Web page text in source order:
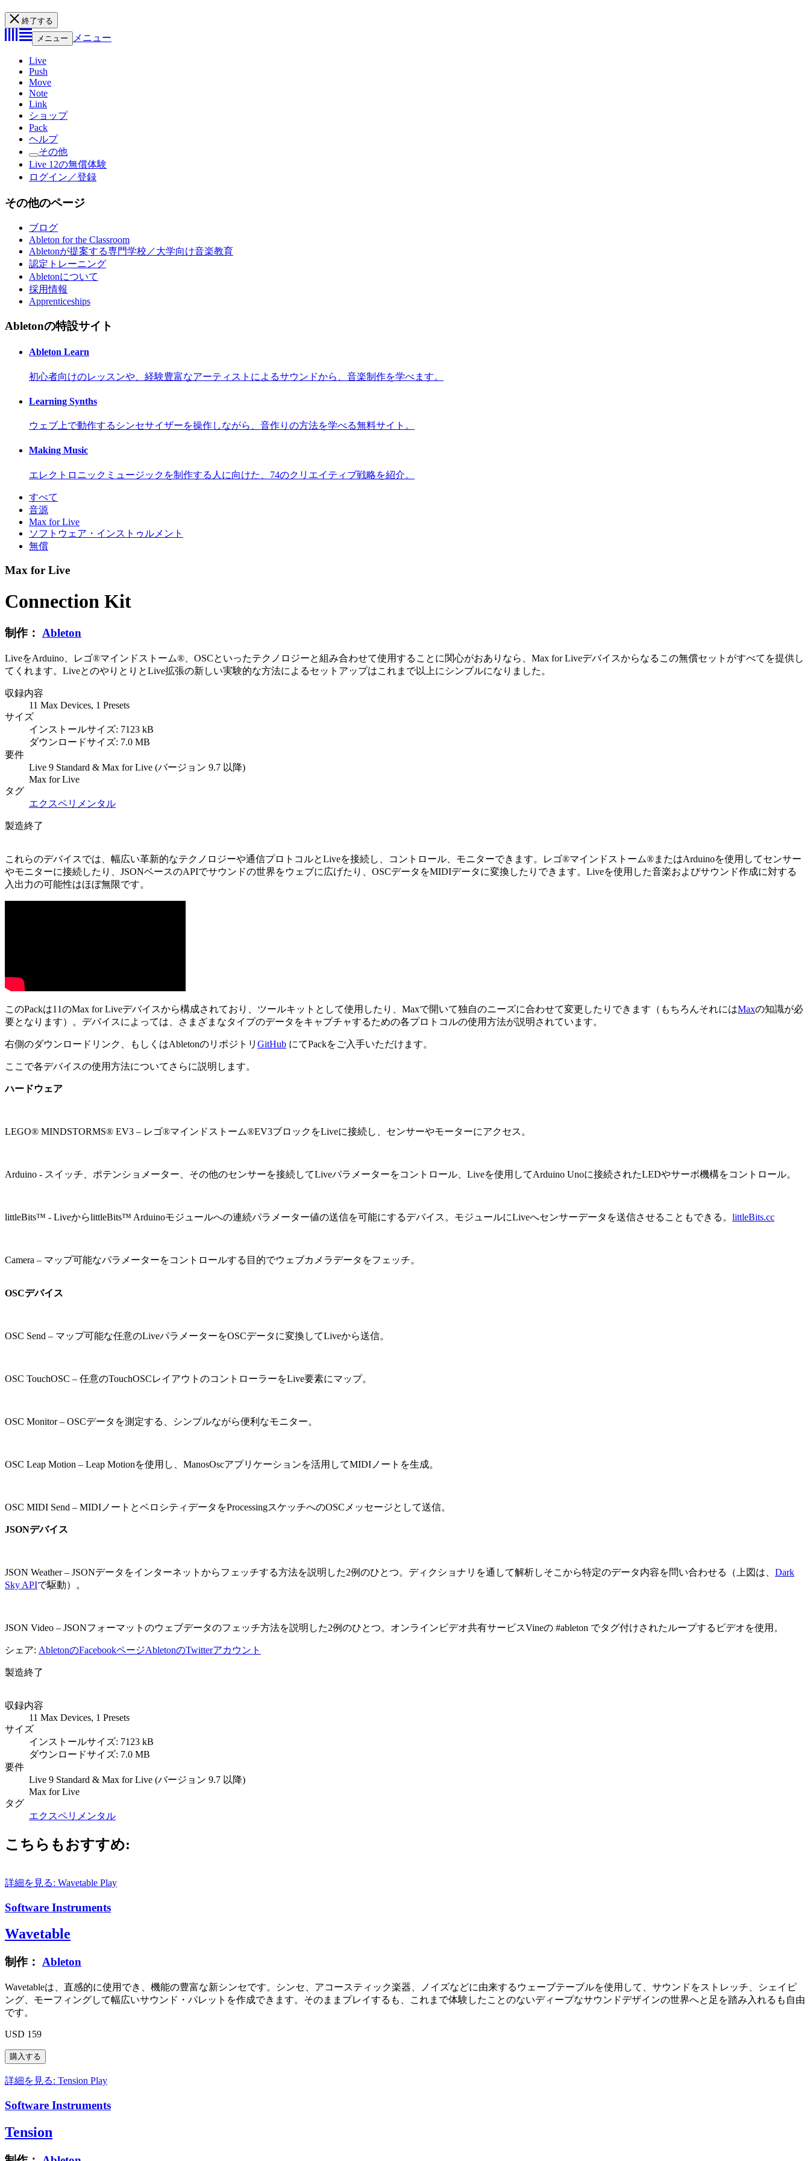
終了する
メニュー
メニュー
Live
Push
Move
Note
Link
ショップ
Pack
ヘルプ
その他
Live 12の無償体験
ログイン／登録
その他のページ
ブログ
Ableton for the Classroom
Abletonが提案する専門学校／大学向け音楽教育
認定トレーニング
Abletonについて
採用情報
Apprenticeships
Abletonの特設サイト
Ableton Learn
初心者向けのレッスンや、経験豊富なアーティストによるサウンドから、音楽制作を学べます。
Learning Synths
ウェブ上で動作するシンセサイザーを操作しながら、音作りの方法を学べる無料サイト。
Making Music
エレクトロニックミュージックを制作する人に向けた、74のクリエイティブ戦略を紹介。
すべて
音源
Max for Live
ソフトウェア・インストゥルメント
無償
Max for Live
Connection Kit
制作： Ableton
LiveをArduino、レゴ®マインドストーム®、OSCといったテクノロジーと組み合わせて使用することに関心がおありなら、Max for Liveデバイスからなるこの無償セットがすべてを提供し
てくれます。LiveとのやりとりとLive拡張の新しい実験的な方法によるセットアップはこれまで以上にシンプルになりました。
収録内容
11 Max Devices, 1 Presets
サイズ
インストールサイズ: 7123 kB
ダウンロードサイズ: 7.0 MB
要件
Live 9 Standard & Max for Live (バージョン 9.7 以降)
Max for Live
タグ
エクスペリメンタル
製造終了
これらのデバイスでは、幅広い革新的なテクノロジーや通信プロトコルとLiveを接続し、コントロール、モニターできます。レゴ®マインドストーム®またはArduinoを使用してセンサー
やモニターに接続したり、JSONベースのAPIでサウンドの世界をウェブに広げたり、OSCデータをMIDIデータに変換したりできます。Liveを使用した音楽およびサウンド作成に対する
入出力の可能性はほぼ無限です。
このPackは11のMax for Liveデバイスから構成されており、ツールキットとして使用したり、Maxで開いて独自のニーズに合わせて変更したりできます（もちろんそれにはMaxの知識が必
要となります）。デバイスによっては、さまざまなタイプのデータをキャプチャするための各プロトコルの使用方法が説明されています。
右側のダウンロードリンク、もしくはAbletonのリポジトリ GitHub にてPackをご入手いただけます。
ここで各デバイスの使用方法についてさらに説明します。
ハードウェア
LEGO® MINDSTORMS® EV3 – レゴ®マインドストーム®EV3ブロックをLiveに接続し、センサーやモーターにアクセス。
Arduino - スイッチ、ポテンショメーター、その他のセンサーを接続してLiveパラメーターをコントロール、Liveを使用してArduino Unoに接続されたLEDやサーボ機構をコントロール。
littleBits™ - LiveからlittleBits™ Arduinoモジュールへの連続パラメーター値の送信を可能にするデバイス。モジュールにLiveへセンサーデータを送信させることもできる。 littleBits.cc
Camera – マップ可能なパラメーターをコントロールする目的でウェブカメラデータをフェッチ。
OSCデバイス
OSC Send – マップ可能な任意のLiveパラメーターをOSCデータに変換してLiveから送信。
OSC TouchOSC – 任意のTouchOSCレイアウトのコントローラーをLive要素にマップ。
OSC Monitor – OSCデータを測定する、シンプルながら便利なモニター。
OSC Leap Motion – Leap Motionを使用し、ManosOscアプリケーションを活用してMIDIノートを生成。
OSC MIDI Send – MIDIノートとベロシティデータをProcessingスケッチへのOSCメッセージとして送信。
JSONデバイス
JSON Weather – JSONデータをインターネットからフェッチする方法を説明した2例のひとつ。ディクショナリを通して解析しそこから特定のデータ内容を問い合わせる（上図は、 Dark
Sky APIで駆動）。
JSON Video – JSONフォーマットのウェブデータのフェッチ方法を説明した2例のひとつ。オンラインビデオ共有サービスVineの #ableton でタグ付けされたループするビデオを使用。
シェア: AbletonのFacebookページAbletonのTwitterアカウント
製造終了
収録内容
11 Max Devices, 1 Presets
サイズ
インストールサイズ: 7123 kB
ダウンロードサイズ: 7.0 MB
要件
Live 9 Standard & Max for Live (バージョン 9.7 以降)
Max for Live
タグ
エクスペリメンタル
こちらもおすすめ:
詳細を見る: Wavetable Play
Software Instruments
Wavetable
制作： Ableton
Wavetableは、直感的に使用でき、機能の豊富な新シンセです。シンセ、アコースティック楽器、ノイズなどに由来するウェーブテーブルを使用して、サウンドをストレッチ、シェイピ
ング、モーフィングして幅広いサウンド・パレットを作成できます。そのままプレイするも、これまで体験したことのないディープなサウンドデザインの世界へと足を踏み入れるも自由
です。
USD 159
詳細を見る: Tension Play
Software Instruments
Tension